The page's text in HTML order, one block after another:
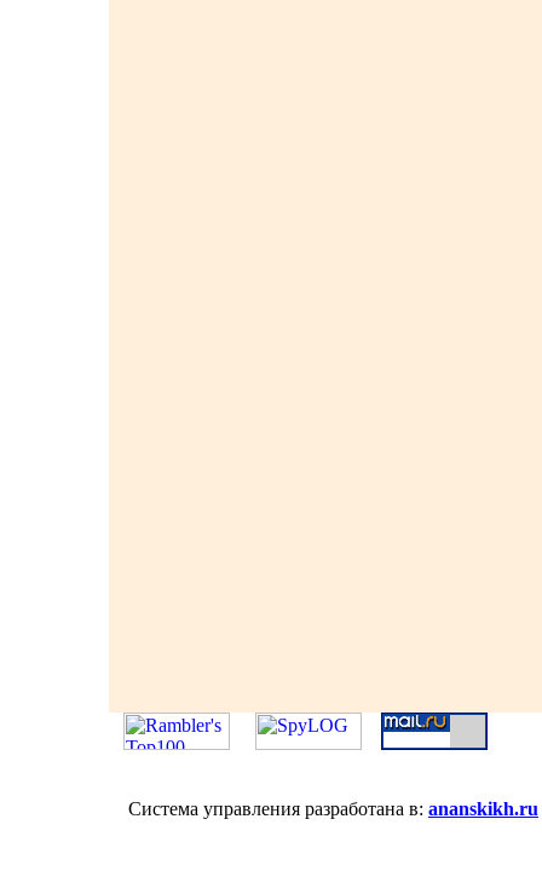
Система управления разработана в: ananskikh.ru